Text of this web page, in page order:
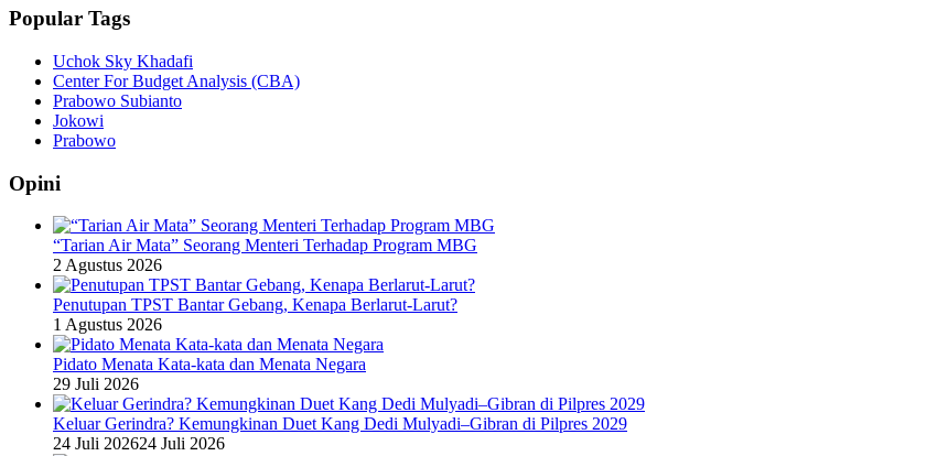
Popular Tags
Uchok Sky Khadafi
Center For Budget Analysis (CBA)
Prabowo Subianto
Jokowi
Prabowo
Opini
“Tarian Air Mata” Seorang Menteri Terhadap Program MBG
2 Agustus 2026
Penutupan TPST Bantar Gebang, Kenapa Berlarut-Larut?
1 Agustus 2026
Pidato Menata Kata-kata dan Menata Negara
29 Juli 2026
Keluar Gerindra? Kemungkinan Duet Kang Dedi Mulyadi–Gibran di Pilpres 2029
24 Juli 202624 Juli 2026